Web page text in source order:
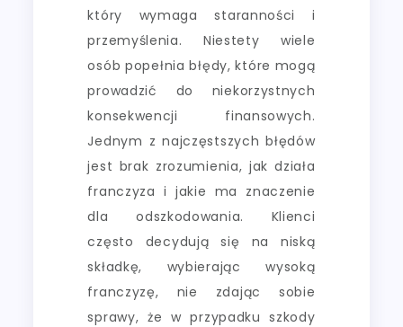
który wymaga staranności i
przemyślenia. Niestety wiele
osób popełnia błędy, które mogą
prowadzić do niekorzystnych
konsekwencji finansowych.
Jednym z najczęstszych błędów
jest brak zrozumienia, jak działa
franczyza i jakie ma znaczenie
dla odszkodowania. Klienci
często decydują się na niską
składkę, wybierając wysoką
franczyzę, nie zdając sobie
sprawy, że w przypadku szkody